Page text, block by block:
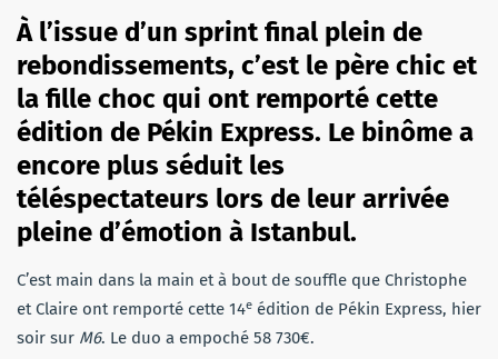
À l’issue d’un sprint final plein de
rebondissements, c’est le père chic et
la fille choc qui ont remporté cette
édition de Pékin Express. Le binôme a
encore plus séduit les
téléspectateurs lors de leur arrivée
pleine d’émotion à Istanbul.
C’est main dans la main et à bout de souffle que Christophe
et Claire ont remporté cette 14e édition de Pékin Express, hier
soir sur M6. Le duo a empoché 58 730€.